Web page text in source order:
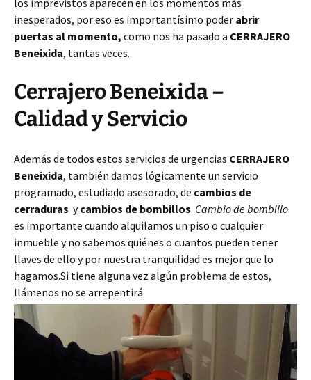
los imprevistos aparecen en los momentos más
inesperados, por eso es importantísimo poder abrir
puertas al momento, como nos ha pasado a CERRAJERO
Beneixida, tantas veces.
Cerrajero Beneixida –
Calidad y Servicio
Además de todos estos servicios de urgencias CERRAJERO
Beneixida, también damos lógicamente un servicio
programado, estudiado asesorado, de cambios de
cerraduras ycambios de bombillos. Cambio de bombillo
es importante cuando alquilamos un piso o cualquier
inmueble y no sabemos quiénes o cuantos pueden tener
llaves de ello y por nuestra tranquilidad es mejor que lo
hagamos.Si tiene alguna vez algún problema de estos,
llámenos no se arrepentirá